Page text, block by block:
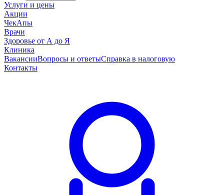
Услуги и цены
Акции
ЧекАпы
Врачи
Здоровье от А до Я
Клиника
ВакансииВопросы и ответыСправка в налоговую
Контакты